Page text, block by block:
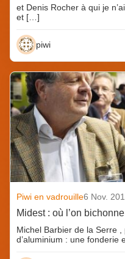
et Denis Rocher à qui je
et […]
piwi
Piwi en vadrouille6 Nov.
Midest : où l’on
Michel Barbier de la Serre
d’aluminium : une fonderie